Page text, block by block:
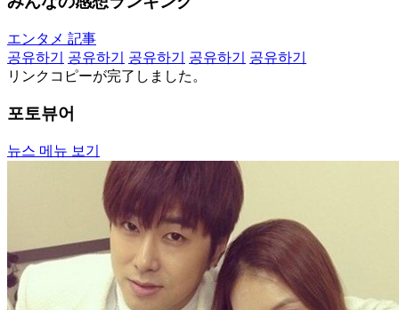
エンタメ 記事
공유하기
공유하기 공유하기 공유하기
공유하기
リンクコピーが完了しました。
포토뷰어
뉴스 메뉴 보기